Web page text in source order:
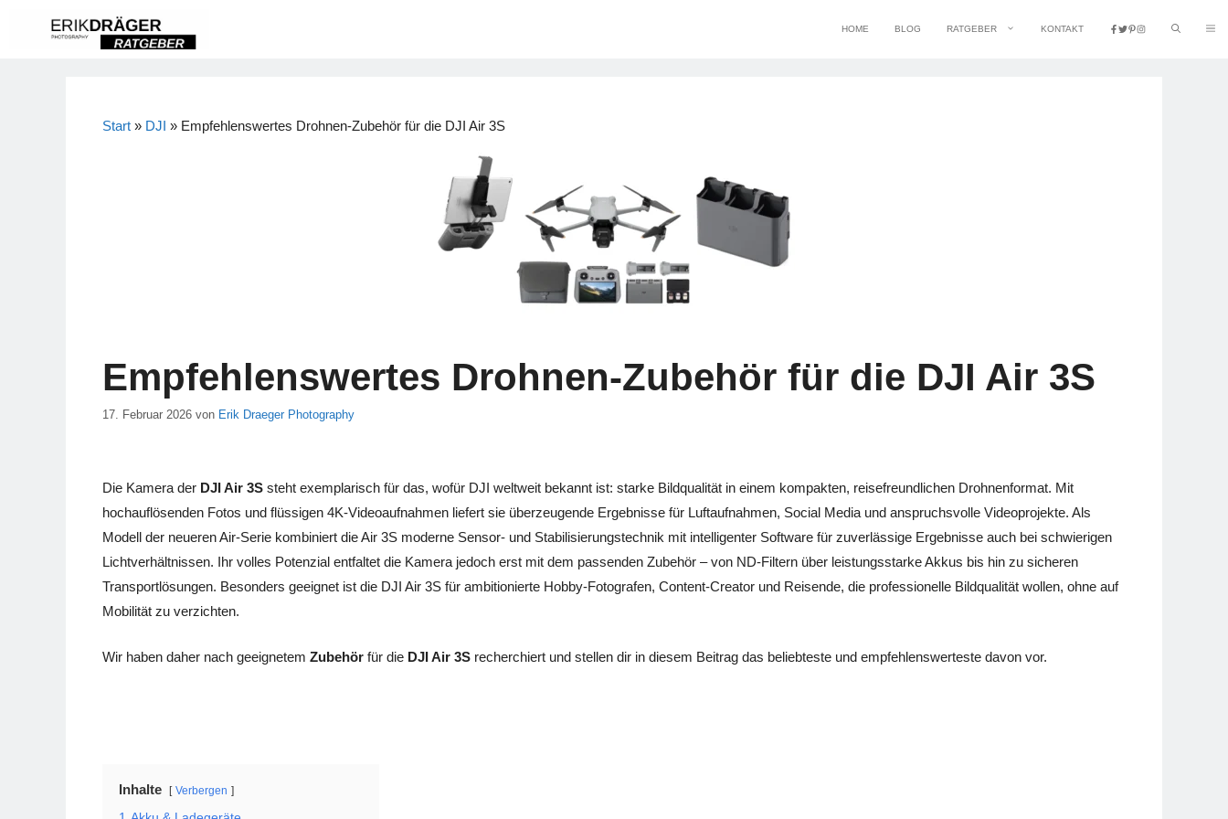
HOME BLOG RATGEBER KONTAKT
Start » DJI » Empfehlenswertes Drohnen-Zubehör für die DJI Air 3S
Empfehlenswertes Drohnen-Zubehör für die DJI Air 3S
17. Februar 2026 von Erik Draeger Photography
Die Kamera der DJI Air 3S steht exemplarisch für das, wofür DJI weltweit bekannt ist: starke Bildqualität in einem kompakten, reisefreundlichen Drohnenformat. Mit
hochauflösenden Fotos und flüssigen 4K-Videoaufnahmen liefert sie überzeugende Ergebnisse für Luftaufnahmen, Social Media und anspruchsvolle Videoprojekte. Als
Modell der neueren Air-Serie kombiniert die Air 3S moderne Sensor- und Stabilisierungstechnik mit intelligenter Software für zuverlässige Ergebnisse auch bei schwierigen
Lichtverhältnissen. Ihr volles Potenzial entfaltet die Kamera jedoch erst mit dem passenden Zubehör – von ND-Filtern über leistungsstarke Akkus bis hin zu sicheren
Transportlösungen. Besonders geeignet ist die DJI Air 3S für ambitionierte Hobby-Fotografen, Content-Creator und Reisende, die professionelle Bildqualität wollen, ohne auf
Mobilität zu verzichten.
Wir haben daher nach geeignetem Zubehör für die DJI Air 3S recherchiert und stellen dir in diesem Beitrag das beliebteste und empfehlenswerteste davon vor.
Inhalte Verbergen